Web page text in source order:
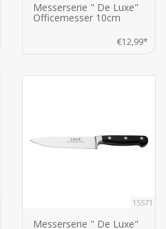
Messerserie " De Luxe"
Officemesser 10cm
€12,99*
15571
Messerserie " De Luxe"